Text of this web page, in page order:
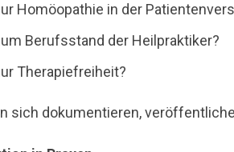
Homöopathie in der
Berufsstand der Heilpraktiker?
Therapiefreiheit?
sich dokumentieren,